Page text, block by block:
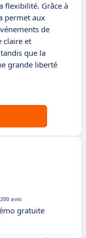
flexibilité. Grâce à
permet aux
de
claire et
que la
grande liberté
avis
gratuite